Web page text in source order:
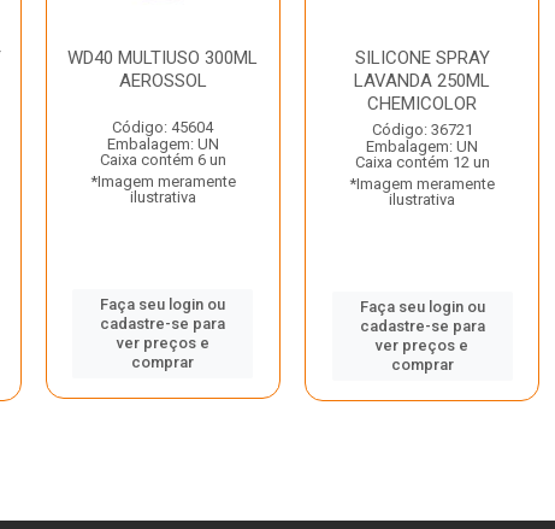
WD40 MULTIUSO 300ML
AEROSSOL
Código: 45604
Embalagem: UN
Caixa contém 6 un
*Imagem meramente
ilustrativa
Faça seu login ou
cadastre-se para
ver preços e
comprar
SILICONE SPRAY
LAVANDA 250ML
CHEMICOLOR
Código: 36721
Embalagem: UN
Caixa contém 12 un
*Imagem meramente
ilustrativa
Faça seu login ou
cadastre-se para
ver preços e
comprar